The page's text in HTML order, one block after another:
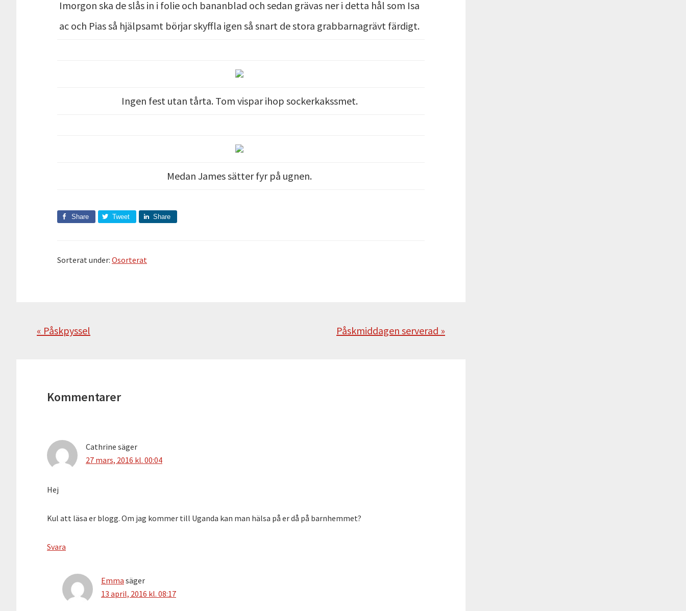
Imorgon ska de slås in i folie och bananblad och sedan grävas ner i detta hål som Isa
ac och Pias så hjälpsamt börjar skyffla igen så snart de stora grabbarnagrävt färdigt.
Ingen fest utan tårta. Tom vispar ihop sockerkakssmet.
Medan James sätter fyr på ugnen.
Share Tweet Share
Sorterat under: Osorterat
Föregående
« Påskpyssel Nästa
Påskmiddagen serverad »
Kommentarer
Cathrine säger
27 mars, 2016 kl. 00:04
Hej
Kul att läsa er blogg. Om jag kommer till Uganda kan man hälsa på er då på barnhemmet?
Svara
Emma säger
13 april, 2016 kl. 08:17